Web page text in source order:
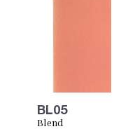
BL05
Blend